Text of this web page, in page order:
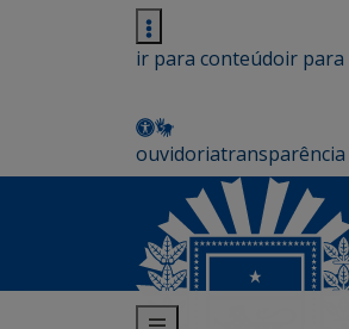
ir para conteúdoir para
ouvidoriatransparência